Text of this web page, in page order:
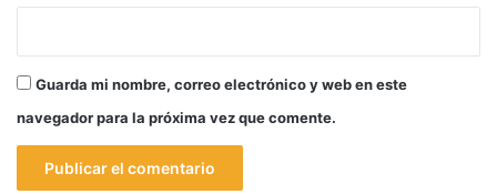
Guarda mi nombre, correo electrónico y web en este
navegador para la próxima vez que comente.